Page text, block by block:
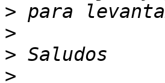
>
>
>
>